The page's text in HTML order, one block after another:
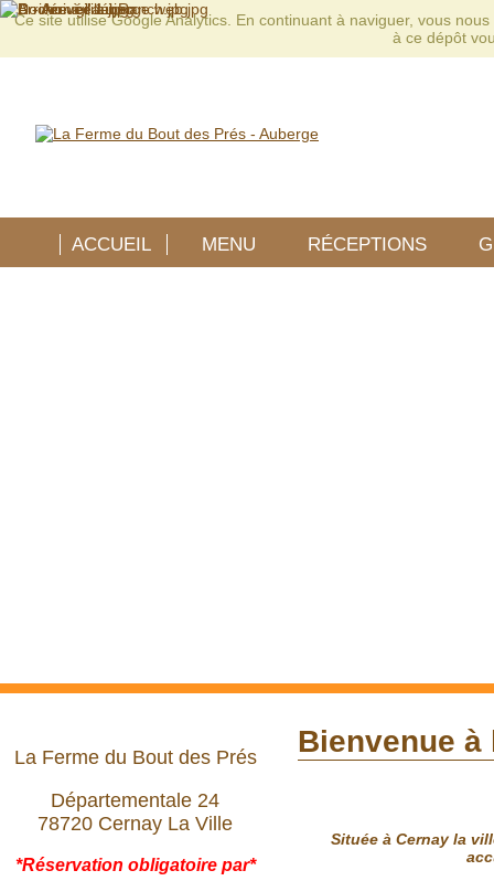
Ce site utilise Google Analytics. En continuant à naviguer, vous
à ce dépôt
ACCUEIL MENU RÉCEPTIONS
La Ferme du Bout des Prés
Départementale 24
78720 Cernay La Ville
*Réservation obligatoire par*
Bienvenue à
Située à Cernay la